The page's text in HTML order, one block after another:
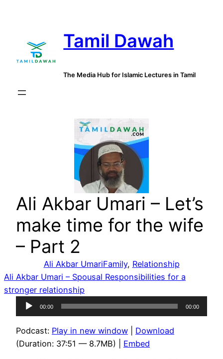
Tamil Dawah
The Media Hub for Islamic Lectures in Tamil
Ali Akbar Umari – Let’s
make time for the wife
– Part 2
Ali Akbar UmariFamily, Relationship
Ali Akbar Umari – Spousal Responsibilities for a
stronger relationship
Audio
Player
00:00 00:00
Podcast: Play in new window
Download
(Duration: 37:51 — 8.7MB) | Embed